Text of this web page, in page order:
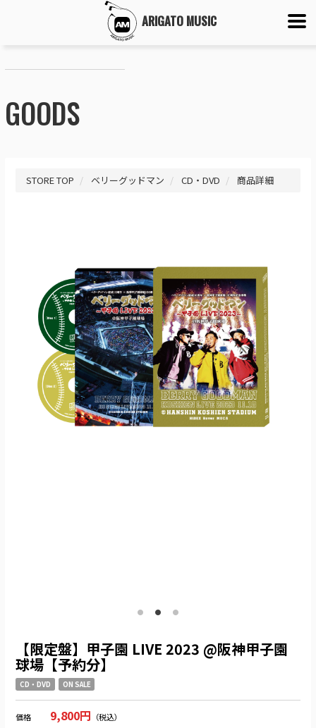
ARIGATO MUSIC
GOODS
STORE TOP ベリーグッドマン CD・DVD 商品詳細
【限定盤】甲子園 LIVE 2023 @阪神甲子園
球場【予約分】
CD・DVD ON SALE
価格 9,800円 （税込）